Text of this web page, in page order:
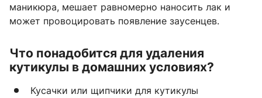
маникюра, мешает равномерно наносить лак и
может провоцировать появление заусенцев.
Что понадобится для удаления
кутикулы в домашних условиях?
Кусачки или щипчики для кутикулы